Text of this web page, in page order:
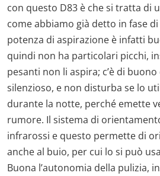
con questo D83 è che si tratta di
come abbiamo già detto in fase
potenza di aspirazione è infatti
quindi non ha particolari picchi,
pesanti non li aspira; c’è di
silenzioso, e non disturba se lo
durante la notte, perché emette
rumore. Il sistema di
infrarossi e questo permette di
anche al buio, per cui lo si può
Buona l’autonomia della pulizia,